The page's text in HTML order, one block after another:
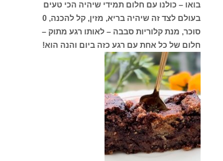
בואו – כולנו עם חלום תמידי שיהיה הכי טעים
בעולם לצד זה שיהיה בריא, מזין, קל להכנה, 0
סוכר, מנת קלוריות סבבה – לאותו רגע מתוק –
חלום של כל אחת עם רגע כזה ביום והנה הוא!